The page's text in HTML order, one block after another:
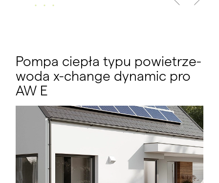
Pompa ciepła typu powietrze-
woda x-change dynamic pro
AW E